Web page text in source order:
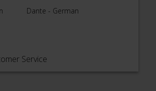
Dante - German
Service